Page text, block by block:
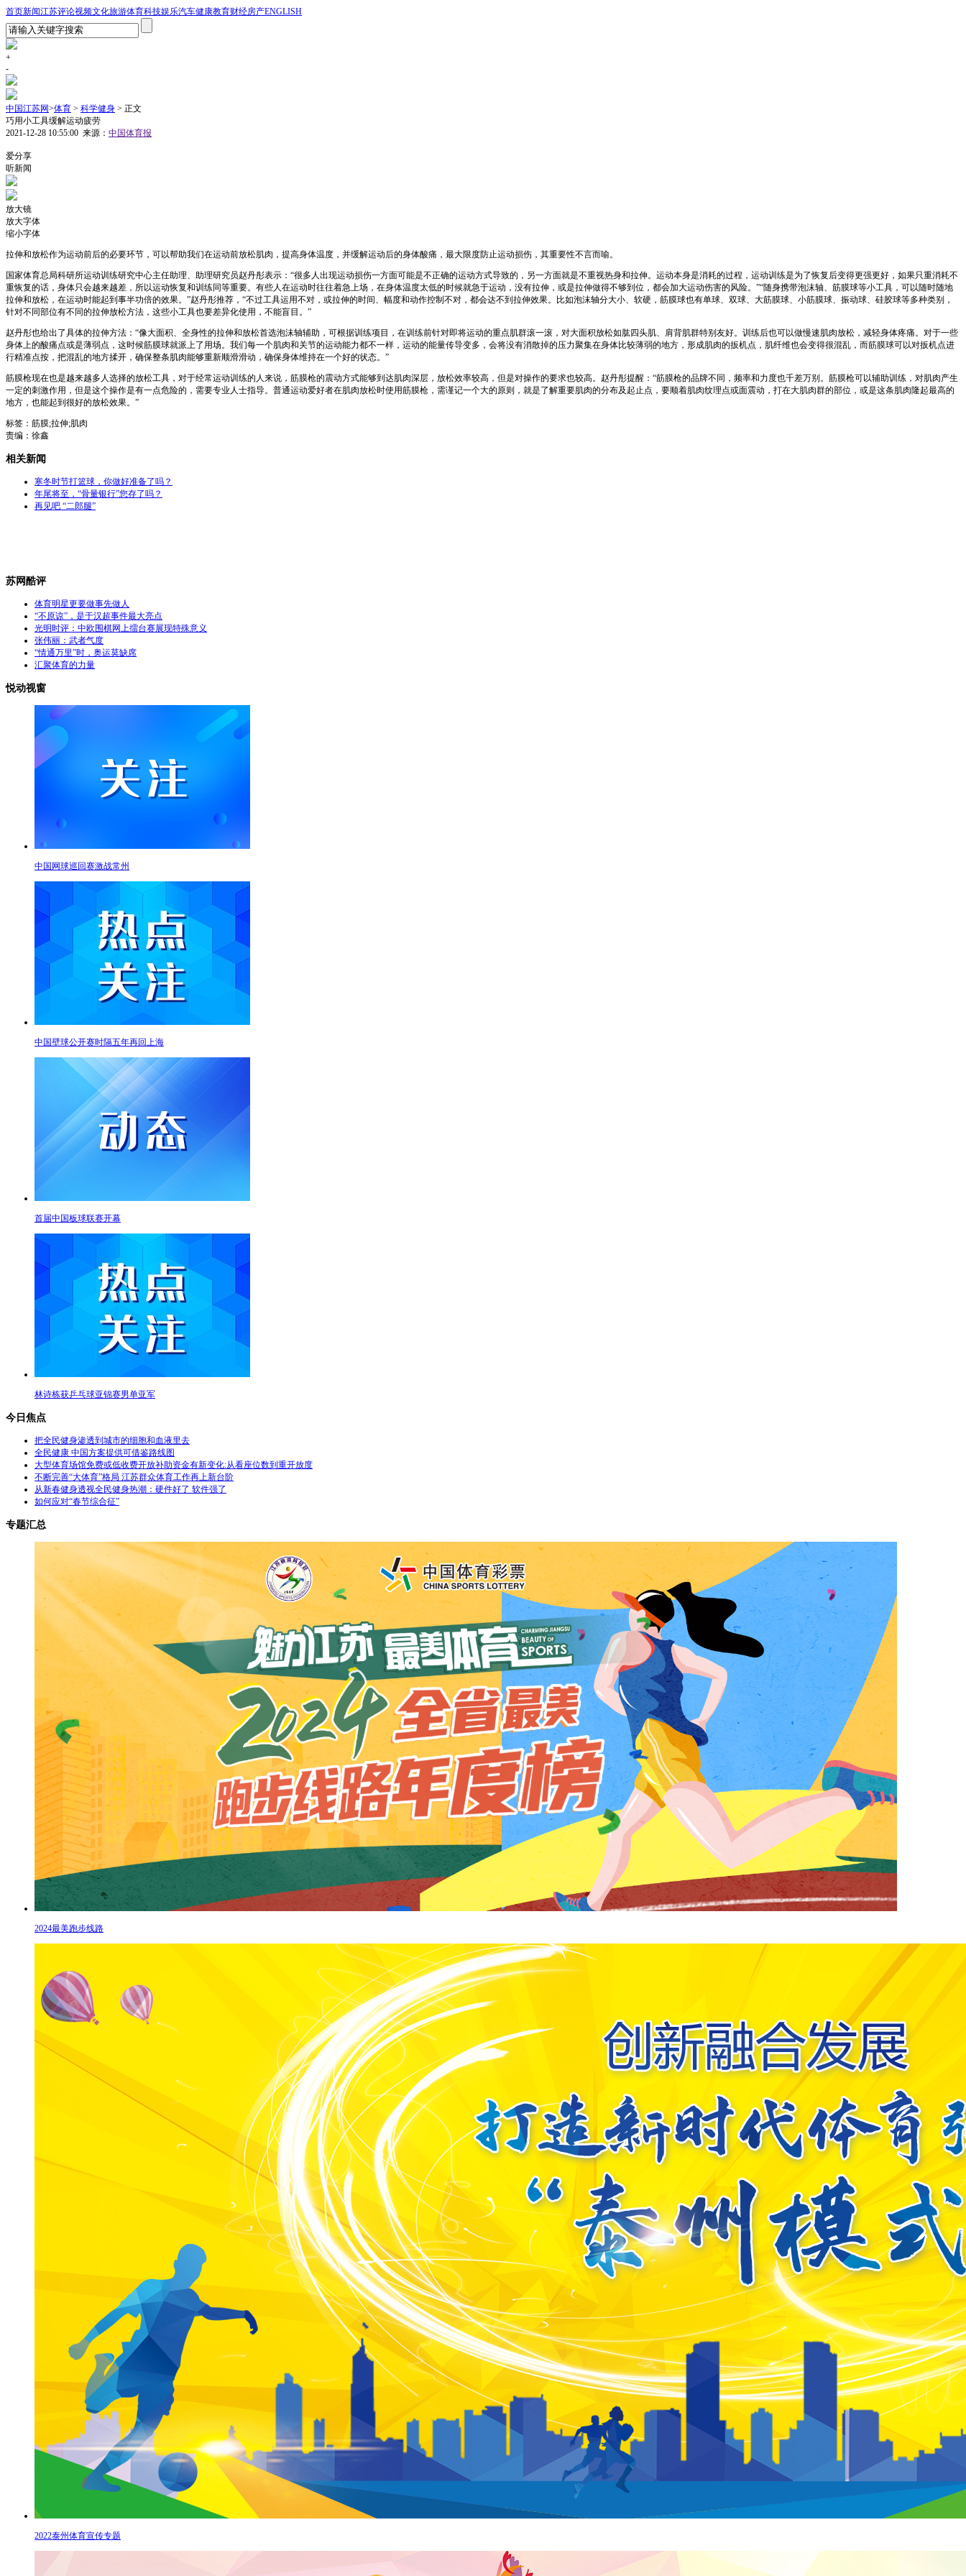
首页新闻江苏评论视频文化旅游体育科技娱乐汽车健康教育财经房产ENGLISH
+
-
中国江苏网>体育 > 科学健身 > 正文
巧用小工具缓解运动疲劳
2021-12-28 10:55:00 来源： 中国体育报
爱分享
听新闻
放大镜
放大字体
缩小字体
拉伸和放松作为运动前后的必要环节，可以帮助我们在运动前放松肌肉，提高身体温度，并缓解运动后的身体酸痛，最大限度防止运动损伤，其重要性不言而喻。
国家体育总局科研所运动训练研究中心主任助理、助理研究员赵丹彤表示：“很多人出现运动损伤一方面可能是不正确的运动方式导致的，另一方面就是不重视热身和拉伸。运动本身是消耗的过程，运动训练是为了恢复后变得更强更好，如果只重消耗不
重恢复的话，身体只会越来越差，所以运动恢复和训练同等重要。有些人在运动时往往着急上场，在身体温度太低的时候就急于运动，没有拉伸，或是拉伸做得不够到位，都会加大运动伤害的风险。”“随身携带泡沫轴、筋膜球等小工具，可以随时随地
拉伸和放松，在运动时能起到事半功倍的效果。”赵丹彤推荐，“不过工具运用不对，或拉伸的时间、幅度和动作控制不对，都会达不到拉伸效果。比如泡沫轴分大小、软硬，筋膜球也有单球、双球、大筋膜球、小筋膜球、振动球、硅胶球等多种类别，
针对不同部位有不同的拉伸放松方法，这些小工具也要差异化使用，不能盲目。”
赵丹彤也给出了具体的拉伸方法：“像大面积、全身性的拉伸和放松首选泡沫轴辅助，可根据训练项目，在训练前针对即将运动的重点肌群滚一滚，对大面积放松如肱四头肌、肩背肌群特别友好。训练后也可以做慢速肌肉放松，减轻身体疼痛。对于一些
身体上的酸痛点或是薄弱点，这时候筋膜球就派上了用场。我们每一个肌肉和关节的运动能力都不一样，运动的能量传导变多，会将没有消散掉的压力聚集在身体比较薄弱的地方，形成肌肉的扳机点，肌纤维也会变得很混乱，而筋膜球可以对扳机点进
行精准点按，把混乱的地方揉开，确保整条肌肉能够重新顺滑滑动，确保身体维持在一个好的状态。”
筋膜枪现在也是越来越多人选择的放松工具，对于经常运动训练的人来说，筋膜枪的震动方式能够到达肌肉深层，放松效率较高，但是对操作的要求也较高。赵丹彤提醒：“筋膜枪的品牌不同，频率和力度也千差万别。筋膜枪可以辅助训练，对肌肉产生
一定的刺激作用，但是这个操作是有一点危险的，需要专业人士指导。普通运动爱好者在肌肉放松时使用筋膜枪，需谨记一个大的原则，就是了解重要肌肉的分布及起止点，要顺着肌肉纹理点或面震动，打在大肌肉群的部位，或是这条肌肉隆起最高的
地方，也能起到很好的放松效果。”
标签：筋膜;拉伸;肌肉
责编：徐鑫
相关新闻
寒冬时节打篮球，你做好准备了吗？
年尾将至，“骨量银行”您存了吗？
再见吧 “二郎腿”
苏网酷评
体育明星更要做事先做人
“不原谅”，是于汉超事件最大亮点
光明时评：中欧围棋网上擂台赛展现特殊意义
张伟丽：武者气度
“情通万里”时，奥运莫缺席
汇聚体育的力量
悦动视窗
中国网球巡回赛激战常州
中国壁球公开赛时隔五年再回上海
首届中国板球联赛开幕
林诗栋获乒乓球亚锦赛男单亚军
今日焦点
把全民健身渗透到城市的细胞和血液里去
全民健康 中国方案提供可借鉴路线图
大型体育场馆免费或低收费开放补助资金有新变化:从看座位数到重开放度
不断完善“大体育”格局 江苏群众体育工作再上新台阶
从新春健身透视全民健身热潮：硬件好了 软件强了
如何应对“春节综合征”
专题汇总
2024最美跑步线路
2022泰州体育宣传专题